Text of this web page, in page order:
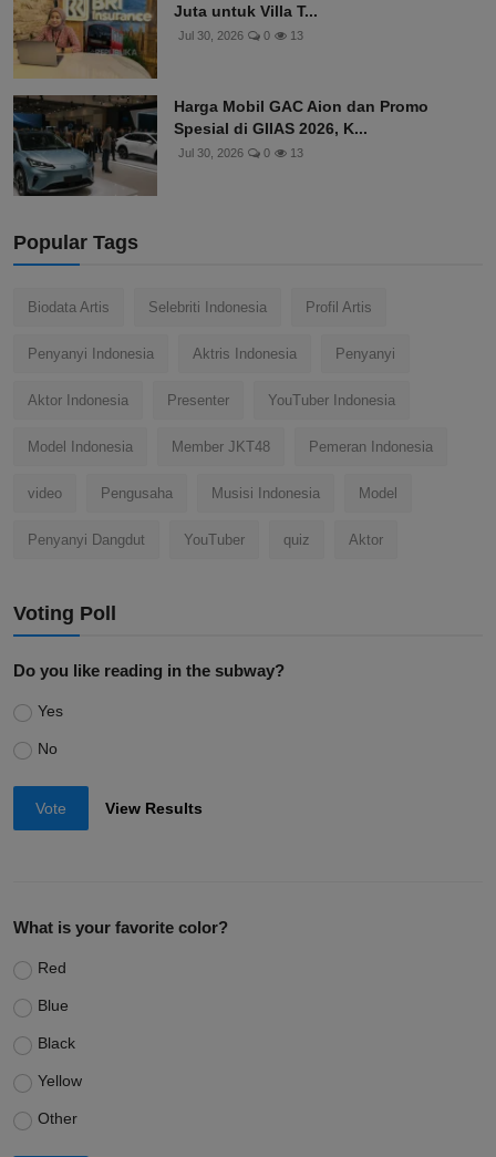
Juta untuk Villa T...
Jul 30, 2026 0 13
Harga Mobil GAC Aion dan Promo
Spesial di GIIAS 2026, K...
Jul 30, 2026 0 13
Popular Tags
Biodata Artis Selebriti Indonesia Profil Artis
Penyanyi Indonesia Aktris Indonesia Penyanyi
Aktor Indonesia Presenter YouTuber Indonesia
Model Indonesia Member JKT48 Pemeran Indonesia
video Pengusaha Musisi Indonesia Model
Penyanyi Dangdut YouTuber quiz Aktor
Voting Poll
Do you like reading in the subway?
Yes
No
Vote View Results
What is your favorite color?
Red
Blue
Black
Yellow
Other